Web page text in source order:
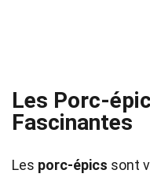
Les Porc-
Fascinantes
Les porc-épics sont